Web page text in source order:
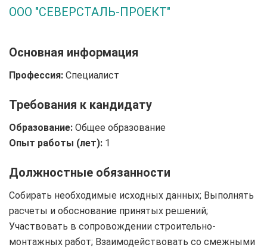
ООО "СЕВЕРСТАЛЬ-ПРОЕКТ"
Основная информация
Профессия: Специалист
Требования к кандидату
Образование: Общее образование
Опыт работы (лет): 1
Должностные обязанности
Собирать необходимые исходных данных; Выполнять
расчеты и обоснование принятых решений;
Участвовать в сопровождении строительно-
монтажных работ; Взаимодействовать со смежными